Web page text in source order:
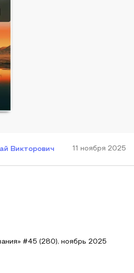
Викторович 11 ноября 2025
#45 (280), ноябрь 2025